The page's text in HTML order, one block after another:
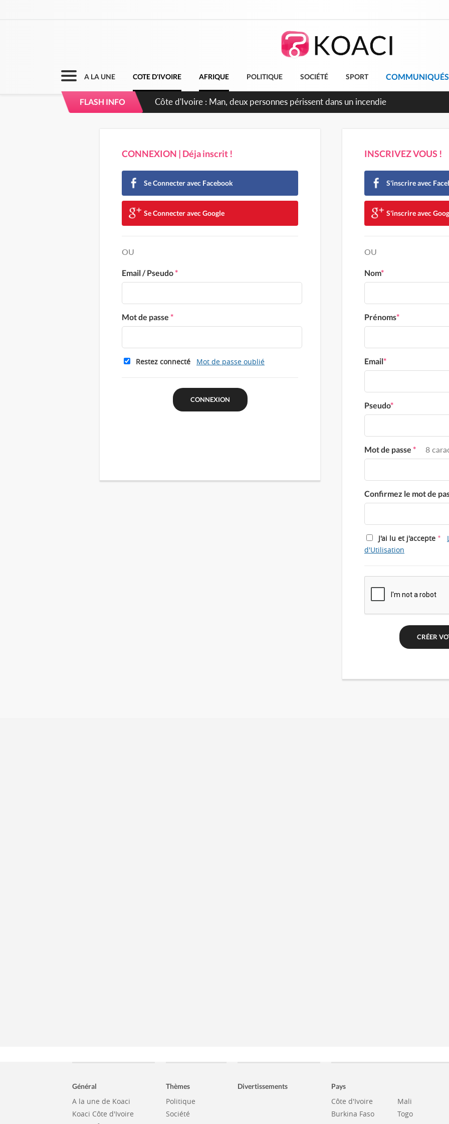
A LA UNE COTE D'IVOIRE AFRIQUE POLITIQUE SOCIÉTÉ SPORT COMMUNIQUÉS
FLASH INFO Côte d'Ivoire : Man, deux personnes périssent dans un incendie
CONNEXION | Déja inscrit !
Se Connecter avec Facebook
Se Connecter avec Google
OU
Email / Pseudo*
Mot de passe *
Restez connecté Mot de passe oublié
INSCRIVEZ VOUS !
S'inscrire avec
S'inscrire avec
OU
Nom*
Prénoms*
Email*
Pseudo*
Mot de passe * 8
Confirmez le mot de
J'ai lu et j'accepte *
d'Utilisation
Général
A la une de Koaci
Koaci Côte d'Ivoire
Thèmes
Politique
Société
Divertissements Pays
Côte d'Ivoire
Burkina Faso
Mali
Togo